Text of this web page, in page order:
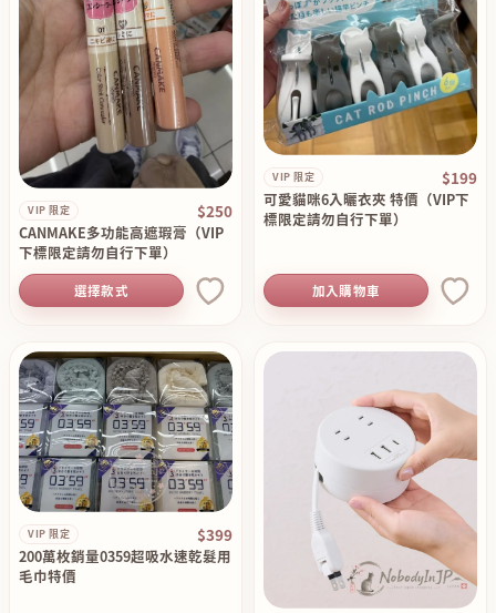
VIP 限定 $250
CANMAKE多功能高遮瑕膏（VIP
下標限定請勿自行下單）
選擇款式
VIP 限定 $199
可愛貓咪6入曬衣夾 特價（VIP下
標限定請勿自行下單）
加入購物車
VIP 限定 $399
200萬枚銷量0359超吸水速乾髮用
毛巾特價